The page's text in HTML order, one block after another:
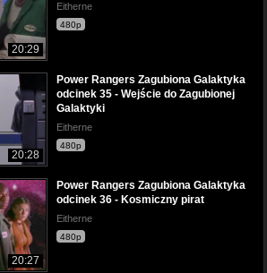
20:29
Eitherne
480p
20:28
Power Rangers Zagubiona Galaktyka
odcinek 35 - Wejście do Zagubionej
Galaktyki
Eitherne
480p
20:27
Power Rangers Zagubiona Galaktyka
odcinek 36 - Kosmiczny pirat
Eitherne
480p